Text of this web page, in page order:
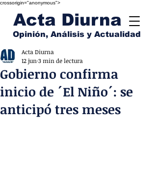
crossorigin="anonymous">
Acta Diurna
Opinión, Análisis y Actualidad
Gobierno confirma
inicio de ´El Niño´: se
anticipó tres meses
Acta Diurna
12 jun 3 min de lectura